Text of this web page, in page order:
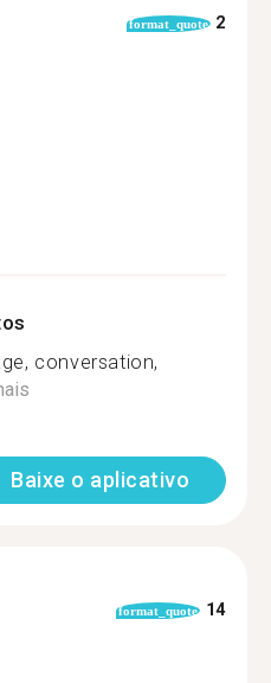
format_quote 2
conversation,
Baixe o aplicativo
format_quote 14